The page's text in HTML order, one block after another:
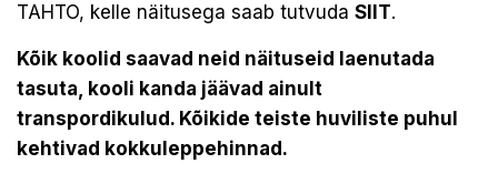
TAHTO, kelle näitusega saab tutvuda SIIT.
Kõik koolid saavad neid näituseid laenutada
tasuta, kooli kanda jäävad ainult
transpordikulud. Kõikide teiste huviliste puhul
kehtivad kokkuleppehinnad.